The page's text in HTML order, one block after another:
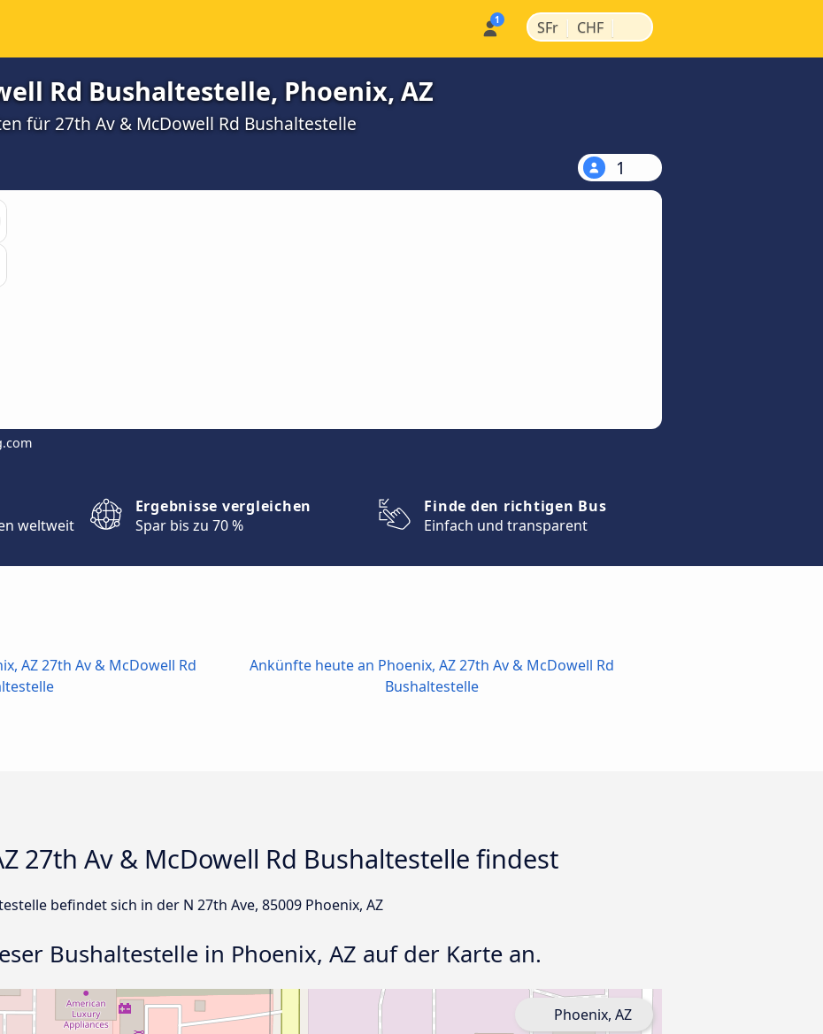
SFr | CHF |
Rd Bushaltestelle, Phoenix, AZ
für 27th Av & McDowell Rd Bushaltestelle
1
weltweit
Ergebnisse vergleichen
Spar bis zu 70 %
Finde den richtigen Bus
Einfach und transparent
AZ 27th Av & McDowell Rd
Ankünfte heute an Phoenix, AZ 27th Av & McDowell Rd
Bushaltestelle
27th Av & McDowell Rd Bushaltestelle findest
befindet sich in der N 27th Ave, 85009 Phoenix, AZ
Bushaltestelle in Phoenix, AZ auf der Karte an.
Phoenix, AZ